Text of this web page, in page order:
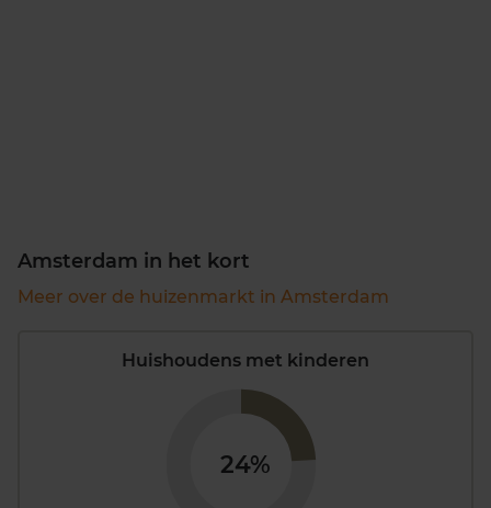
Amsterdam in het kort
Meer over de huizenmarkt in Amsterdam
Huishoudens met kinderen
24%